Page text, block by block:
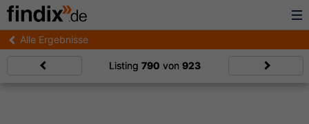
Alle Ergebnisse
Listing 790 von 923